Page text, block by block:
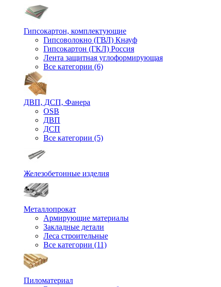
Гипсокартон, комплектующие
Гипсоволокно (ГВЛ) Кнауф
Гипсокартон (ГКЛ) Россия
Лента защитная углоформирующая
Все категории (6)
ДВП, ДСП, Фанера
OSB
ДВП
ДСП
Все категории (5)
Железобетонные изделия
Металлопрокат
Армирующие материалы
Закладные детали
Леса строительные
Все категории (11)
Пиломатериал